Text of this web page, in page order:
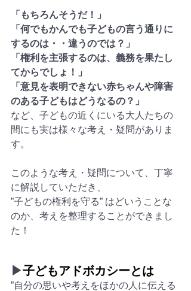
「もちろんそうだ！」
「何でもかんでも子どもの言う通りに
するのは・・違うのでは？」
「権利を主張するのは、義務を果たし
てからでしょ！」
「意見を表明できない赤ちゃんや障害
のある子どもはどうなるの？」
など、子どもの近くにいる大人たちの
間にも実は様々な考え・疑問がありま
す。
このような考え・疑問について、丁寧
に解説していただき、
”子どもの権利を守る” はどいうことな
のか、考えを整理することができまし
た！
▶子どもアドボカシーとは
”自分の思いや考えをほかの人に伝える